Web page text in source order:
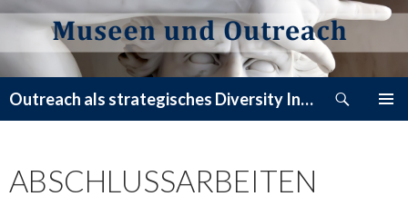
Outreach als strategisches Diversity Instrument – Das Blog zum Buch
ABSCHLUSSARBEITEN